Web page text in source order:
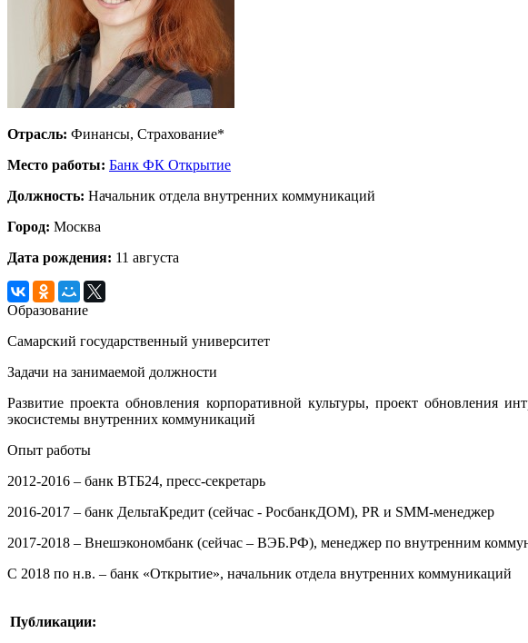
Отрасль: Финансы, Страхование*
Место работы: Банк ФК Открытие
Должность: Начальник отдела внутренних коммуникаций
Город: Москва
Дата рождения: 11 августа
Образование
Самарский государственный университет
Задачи на занимаемой должности
Развитие проекта обновления корпоративной культуры, проект обновления
экосистемы внутренних коммуникаций
Опыт работы
2012-2016 – банк ВТБ24, пресс-секретарь
2016-2017 – банк ДельтаКредит (сейчас - РосбанкДОМ), PR и SMM-менеджер
2017-2018 – Внешэкономбанк (сейчас – ВЭБ.РФ), менеджер по внутренним
С 2018 по н.в. – банк «Открытие», начальник отдела внутренних коммуникаций
Публикации: